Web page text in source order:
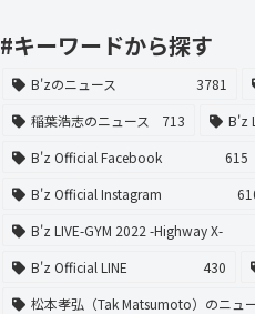
#キーワードから探す
B'zのニュース 3781
稲葉浩志のニュース
713 B'z
B'z Official Facebook
615
B'z Official Instagram
B'z LIVE-GYM 2022 -Highway X-
B'z Official LINE
430
松本孝弘（Tak Matsumoto）のニュ